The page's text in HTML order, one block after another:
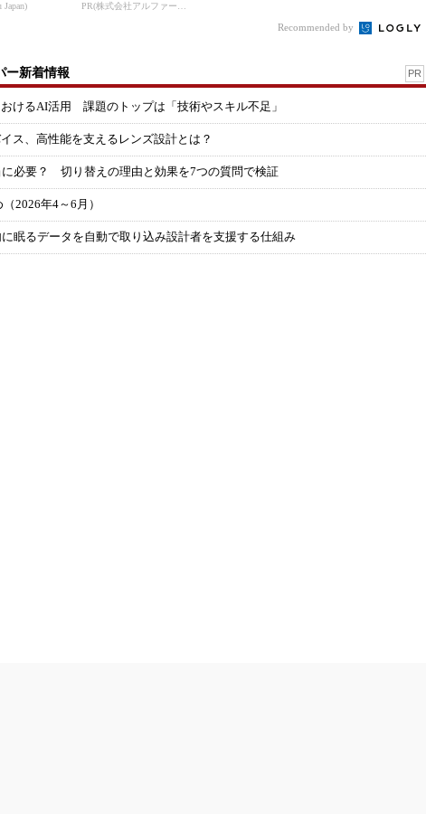
Japan) PR(株式会社アルファーテクノ)
Recommended by
ー新着情報 PR
けるAI活用 課題のトップは「技術やスキル不足」
ス、高性能を支えるレンズ設計とは？
必要？ 切り替えの理由と効果を7つの質問で検証
2026年4～6月）
眠るデータを自動で取り込み設計者を支援する仕組み